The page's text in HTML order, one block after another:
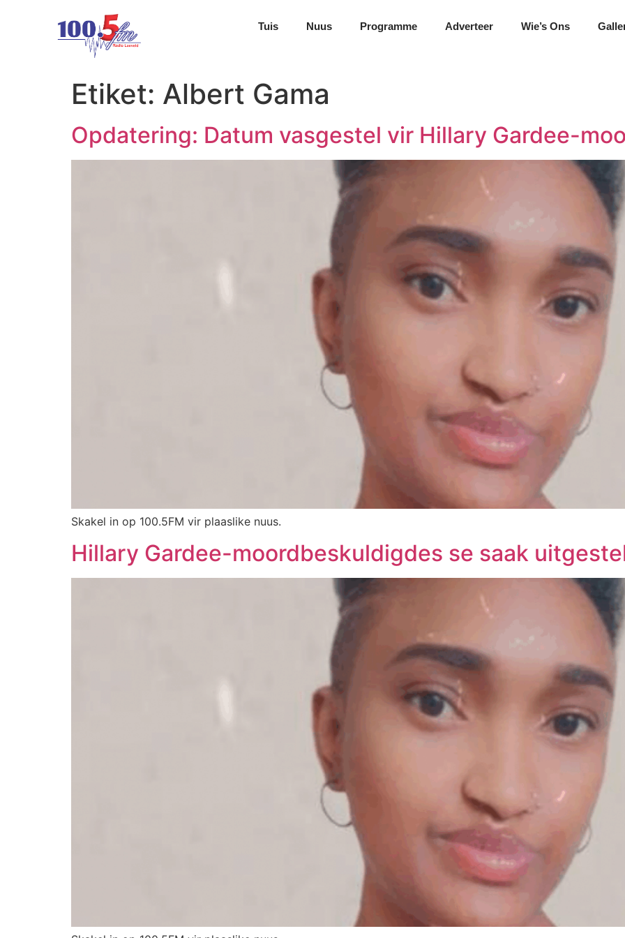
Tuis Nuus Programme Adverteer Wie’s Ons
Etiket: Albert Gama
Opdatering: Datum vasgestel vir Hillary Gardee-
Skakel in op 100.5FM vir plaaslike nuus.
Hillary Gardee-moordbeskuldigdes se saak